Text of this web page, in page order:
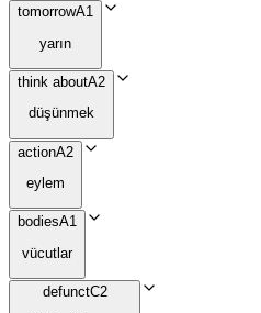
tomorrowA1
yarın
think aboutA2
düşünmek
actionA2
eylem
bodiesA1
vücutlar
defunctC2